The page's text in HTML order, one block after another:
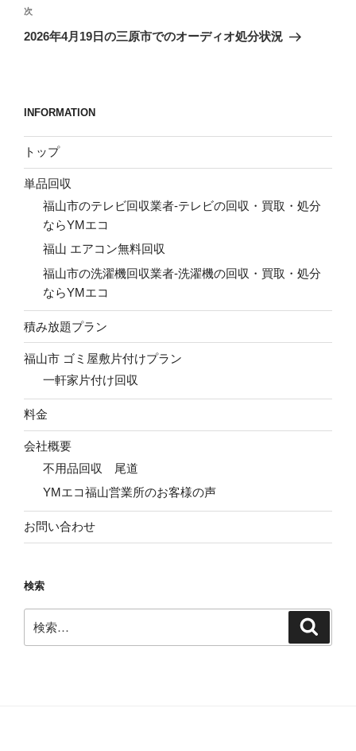
ビ
ゲ
ン
稿
次
の
次
2026年4月19日の三原市でのオーディオ処分状況
INFORMATION
トップ
単品回収
福山市のテレビ回収業者-テレビの回収・買取・処分
ならYMエコ
福山 エアコン無料回収
福山市の洗濯機回収業者-洗濯機の回収・買取・処分
ならYMエコ
積み放題プラン
福山市 ゴミ屋敷片付けプラン
一軒家片付け回収
料金
会社概要
不用品回収 尾道
YMエコ福山営業所のお客様の声
お問い合わせ
検索
索: